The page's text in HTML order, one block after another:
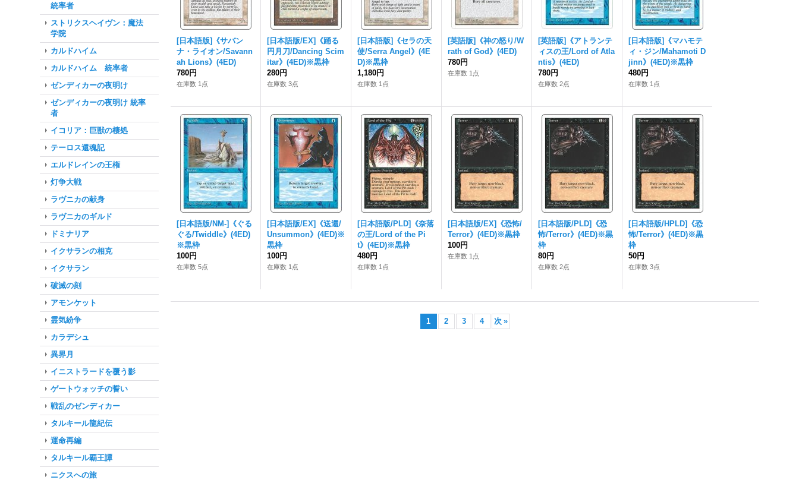
統率者
ストリクスヘイヴン：魔法
学院
カルドハイム
カルドハイム 統率者
ゼンディカーの夜明け
ゼンディカーの夜明け 統率
者
イコリア：巨獣の棲処
テーロス還魂記
エルドレインの王権
灯争大戦
ラヴニカの献身
ラヴニカのギルド
ドミナリア
イクサランの相克
イクサラン
破滅の刻
アモンケット
霊気紛争
カラデシュ
異界月
イニストラードを覆う影
ゲートウォッチの誓い
戦乱のゼンディカー
タルキール龍紀伝
運命再編
タルキール覇王譚
ニクスへの旅
[日本語版]《サバン
ナ・ライオン/Savann
ah Lions》(4ED)
780円
在庫数 1点
[日本語版/EX]《踊る
円月刀/Dancing Scim
itar》(4ED)※黒枠
280円
在庫数 3点
[日本語版]《セラの天
使/Serra Angel》(4E
D)※黒枠
1,180円
在庫数 1点
[英語版]《神の怒り/W
rath of God》(4ED)
780円
在庫数 1点
[英語版]《アトランテ
ィスの王/Lord of Atla
ntis》(4ED)
780円
在庫数 2点
[日本語版]《マハモテ
ィ・ジン/Mahamoti D
jinn》(4ED)※黒枠
480円
在庫数 1点
[日本語版/NM-]《ぐる
ぐる/Twiddle》(4ED)
※黒枠
100円
在庫数 5点
[日本語版/EX]《送還/
Unsummon》(4ED)※
黒枠
100円
在庫数 1点
[日本語版/PLD]《奈落
の王/Lord of the Pi
t》(4ED)※黒枠
480円
在庫数 1点
[日本語版/EX]《恐怖/
Terror》(4ED)※黒枠
100円
在庫数 1点
[日本語版/PLD]《恐
怖/Terror》(4ED)※黒
枠
80円
在庫数 2点
[日本語版/HPLD]《恐
怖/Terror》(4ED)※黒
枠
50円
在庫数 3点
1 2 3 4 次 »